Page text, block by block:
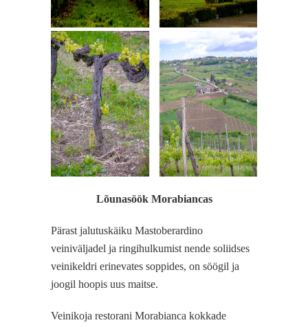
Lõunasöök Morabiancas
Pärast jalutuskäiku Mastoberardino
veiniväljadel ja ringihulkumist nende soliidses
veinikeldri erinevates soppides, on söögil ja
joogil hoopis uus maitse.
Veinikoja restorani Morabianca kokkade